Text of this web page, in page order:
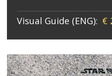
Visual Guide (ENG): €